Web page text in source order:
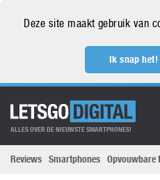
Deze site maakt gebruik van
Ik snap het!
ALLES OVER DE NIEUWSTE SMARTPHONES!
Reviews Smartphones Opvouwbare